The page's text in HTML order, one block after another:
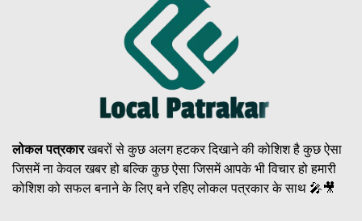
लोकल पत्रकारखबरों से कुछ अलग हटकर दिखाने की कोशिश है कुछ ऐसा
जिसमें ना केवल खबर हो बल्कि कुछ ऐसा जिसमें आपके भी विचार हो हमारी
कोशिश को सफल बनाने के लिए बने रहिए लोकल पत्रकार के साथ 🎤🎥